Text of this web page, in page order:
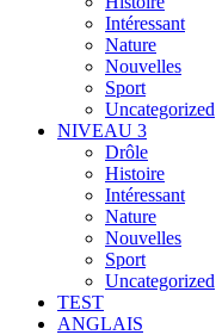
Intéressant
Nature
Nouvelles
Sport
Uncategorized
NIVEAU 3
Drôle
Histoire
Intéressant
Nature
Nouvelles
Sport
Uncategorized
TEST
ANGLAIS